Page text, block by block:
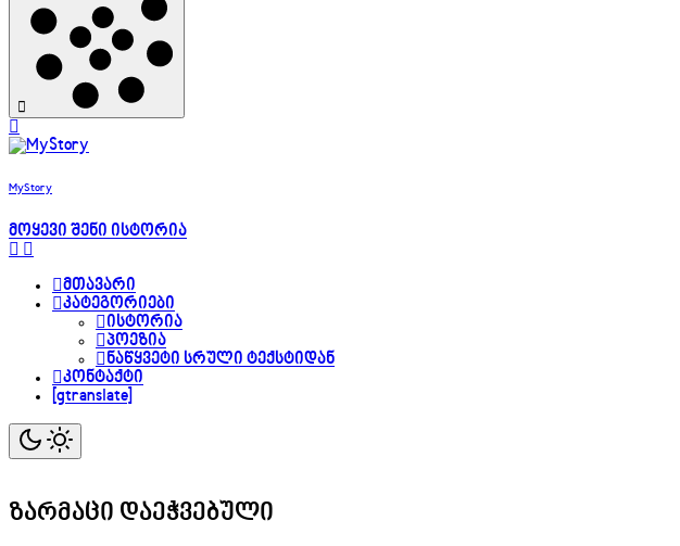
MyStory
მოყევი შენი ისტორია
მთავარი
კატეგორიები
ისტორია
პოეზია
ნაწყვეტი სრული ტექსტიდან
კონტაქტი
[gtranslate]
ზარმაცი დაეჭვებული